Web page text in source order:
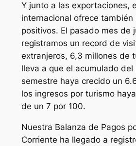
Y junto a las exportaciones,
internacional ofrece también
positivos. El pasado mes de
registramos un record de
extranjeros, 6,3 millones de
lleva a que el acumulado del
semestre haya crecido un
los ingresos por turismo
de un 7 por 100.
Nuestra Balanza de Pagos
Corriente ha llegado a